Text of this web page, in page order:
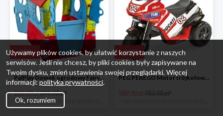
-28%
PalPlay Domek ogrodowy Fairy House -28%
286.00 zł399.00 zł*
-16%
PEG PEREGO Motor trójkołowy Ducati Desmosedici -16%
589.00 zł703.00 zł*
Używamy plików cookies, by ułatwić korzystanie z naszych
serwisów. Jeśli nie chcesz, by pliki cookies były zapisywane na
Twoim dysku, zmień ustawienia swojej przeglądarki. Więcej
informacji:polityka prywatności.
Ok, rozumiem